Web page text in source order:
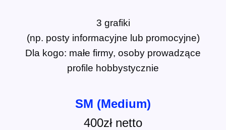
3 grafiki
(np. posty informacyjne lub promocyjne)
Dla kogo: małe firmy, osoby prowadzące
profile hobbystycznie
SM (Medium)
400zł netto